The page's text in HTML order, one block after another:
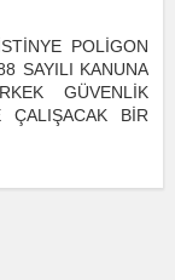
POLİGON
SAYILI KANUNA
GÜVENLİK
ÇALIŞACAK BİR